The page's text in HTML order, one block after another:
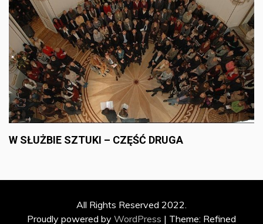
W SŁUŻBIE SZTUKI – CZĘŚĆ DRUGA
All Rights Reserved 2022.
Proudly powered by WordPress | Theme: Refined